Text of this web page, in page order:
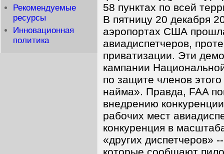
Рекомендуемые
ресурсы
Инновационная
политика
58 пунктах по всей
В пятницу 20 декабря
аэропортах США
авиадиспетчеров,
приватизации. Эти
кампании
по защите членов
найма». Правда, FAA
внедрению
рабочих мест
конкуренция в
«других диспетчеров»